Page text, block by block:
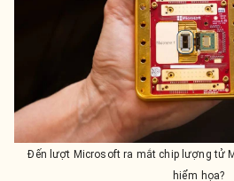
Đến lượt Microsoft ra mắt chip lượng tử
hiểm họa?